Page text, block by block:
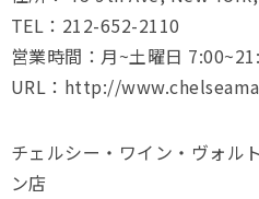
TEL：212-652-2110
営業時間：月~土曜日
URL：http://
チェルシー・ワイン・ヴォル
ン店